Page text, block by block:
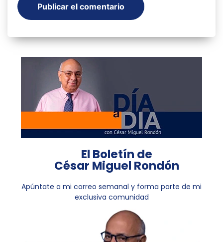
El Boletín de
César Miguel Rondón
Apúntate a mi correo semanal y forma parte de mi
exclusiva comunidad